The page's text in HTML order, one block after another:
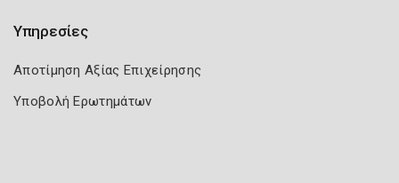
Υπηρεσίες
Αποτίμηση Αξίας Επιχείρησης
Υποβολή Ερωτημάτων